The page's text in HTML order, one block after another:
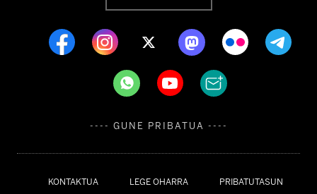
KONTAKTUA LEGE OHARRA PRIBATUTASUN
---- GUNE PRIBATUA ----